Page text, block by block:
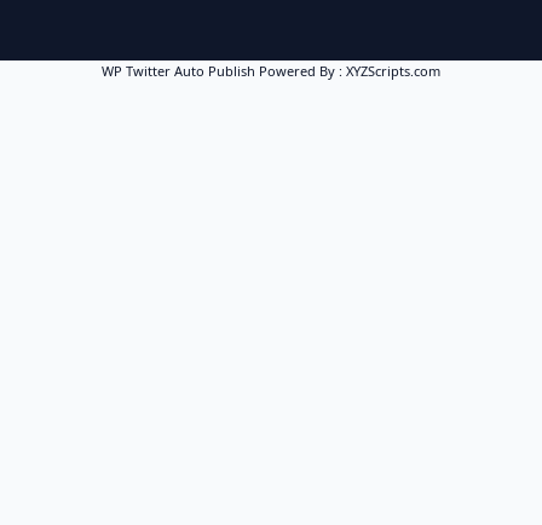
WP Twitter Auto Publish Powered By : XYZScripts.com